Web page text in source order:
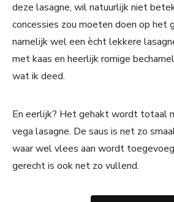
deze lasagne, wil natuurlijk niet
concessies zou moeten doen op het
namelijk wel een ècht lekkere
met kaas en heerlijk romige
wat ik deed.
En eerlijk? Het gehakt wordt totaal
vega lasagne. De saus is net zo
waar wel vlees aan wordt
gerecht is ook net zo vullend.